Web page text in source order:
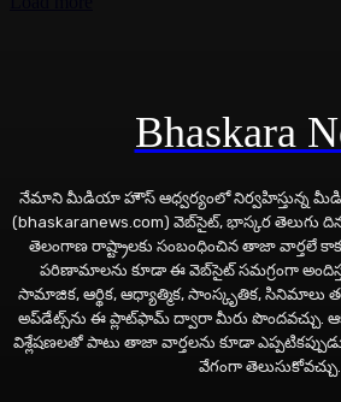
Bhaskara
నేమాని మీడియా హౌస్ ఆధ్వర్యంలో నిర్వహిస్తున్న
(bhaskaranews.com) వెబ్‌సైట్, భాస్కర తెలుగు
తెలంగాణ రాష్ట్రాలకు సంబంధించిన తాజా వార్తలే
పరిణామాలను కూడా ఈ వెబ్‌సైట్ సమగ్రంగా
సామాజిక, ఆర్థిక, ఆధ్యాత్మిక, సాంస్కృతిక, సినిమాలు
అప్‌డేట్స్‌ను ఈ ప్లాట్‌ఫామ్‌ ద్వారా మీరు పొందవచ్చు.
విశ్లేషణలతో పాటు తాజా వార్తలను కూడా
వేగంగా తెలుసుకోవచ్చు.